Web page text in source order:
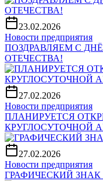
23.02.2026
Новости предприятия
ПОЗДРАВЛЯЕМ С
ОТЕЧЕСТВА!
27.02.2026
Новости предприятия
ПЛАНИРУЕТСЯ
КРУГЛОСУТОЧНОЙ
27.02.2026
Новости предприятия
ГРАФИЧЕСКИЙ